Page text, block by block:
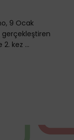
9 Ocak
gerçekleştiren
2. kez ...